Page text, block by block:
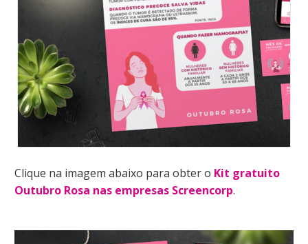
Clique na imagem abaixo para obter o Kit gratuito
Outubro Rosa nas empresas Screencorp.